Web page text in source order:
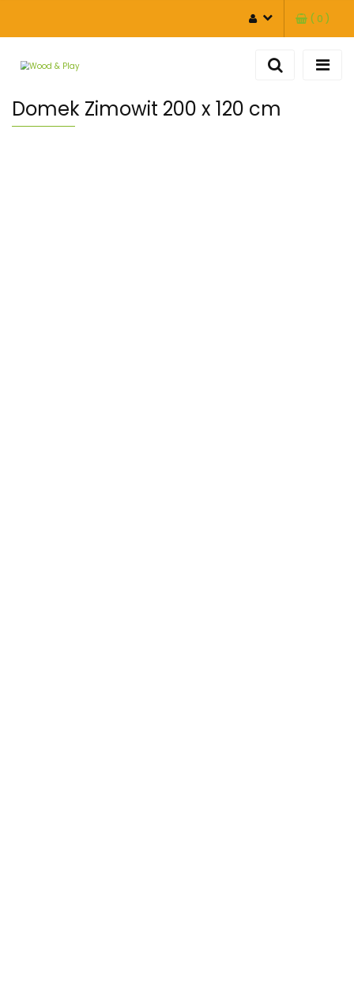
ZALOGUJ SIĘ
DODAJ ZGŁOSZENIE
( 0 )
Domek Zimowit 200 x 120 cm